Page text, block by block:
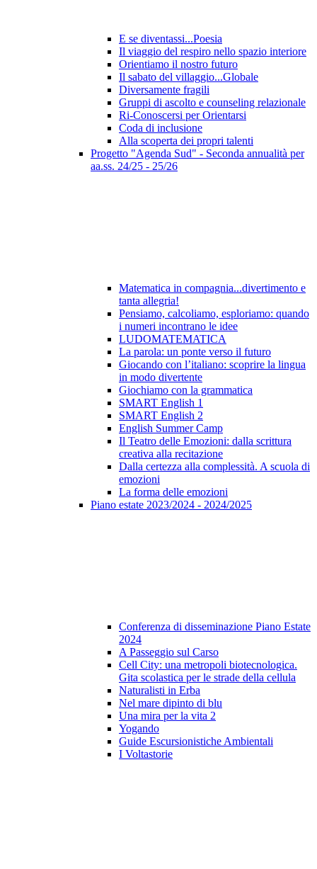
E se diventassi...Poesia
Il viaggio del respiro nello spazio interiore
Orientiamo il nostro futuro
Il sabato del villaggio...Globale
Diversamente fragili
Gruppi di ascolto e counseling relazionale
Ri-Conoscersi per Orientarsi
Coda di inclusione
Alla scoperta dei propri talenti
Progetto "Agenda Sud" - Seconda annualità per
aa.ss. 24/25 - 25/26
Matematica in compagnia...divertimento e
tanta allegria!
Pensiamo, calcoliamo, esploriamo: quando
i numeri incontrano le idee
LUDOMATEMATICA
La parola: un ponte verso il futuro
Giocando con l’italiano: scoprire la lingua
in modo divertente
Giochiamo con la grammatica
SMART English 1
SMART English 2
English Summer Camp
Il Teatro delle Emozioni: dalla scrittura
creativa alla recitazione
Dalla certezza alla complessità. A scuola di
emozioni
La forma delle emozioni
Piano estate 2023/2024 - 2024/2025
Conferenza di disseminazione Piano Estate
2024
A Passeggio sul Carso
Cell City: una metropoli biotecnologica.
Gita scolastica per le strade della cellula
Naturalisti in Erba
Nel mare dipinto di blu
Una mira per la vita 2
Yogando
Guide Escursionistiche Ambientali
I Voltastorie